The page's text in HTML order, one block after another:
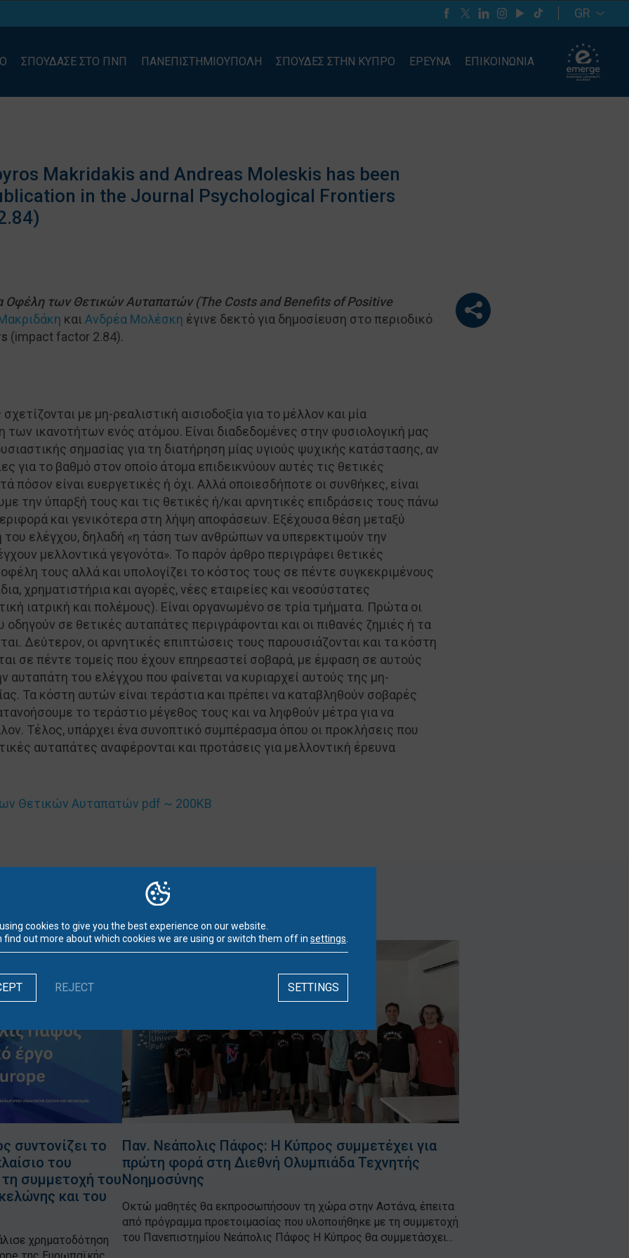
GR
ΣΠΟΥΔΑΣΕ ΣΤΟ ΠΝΠ ΠΑΝΕΠΙΣΤΗΜΙΟΥΠΟΛΗ ΣΠΟΥΔΕΣ ΣΤΗΝ ΚΥΠΡΟ ΕΡΕΥΝΑ ΕΠΙΚΟΙΝΩΝΙΑ
Makridakis and Andreas Moleskis has been
in the Journal Psychological Frontiers
Οφέλη των Θετικών Αυταπατών(The Costs and Benefits of Positive
και Ανδρέα Μολέσκη έγινε δεκτό για δημοσίευση στο περιοδικό
(impact factor 2.84).
με μη-ρεαλιστική αισιοδοξία για το μέλλον και μία
ικανοτήτων ενός ατόμου. Είναι διαδεδομένες στην φυσιολογική μας
σημασίας για τη διατήρηση μίας υγιούς ψυχικής κατάστασης, αν
για το βαθμό στον οποίο άτομα επιδεικνύουν αυτές τις θετικές
πόσον είναι ευεργετικές ή όχι. Αλλά οποιεσδήποτε οι συνθήκες, είναι
την ύπαρξή τους και τις θετικές ή/και αρνητικές επιδράσεις τους πάνω
και γενικότερα στη λήψη αποφάσεων. Εξέχουσα θέση μεταξύ
του ελέγχου, δηλαδή «η τάση των ανθρώπων να υπερεκτιμούν την
μελλοντικά γεγονότα». Το παρόν άρθρο περιγράφει θετικές
τους αλλά και υπολογίζει το κόστος τους σε πέντε συγκεκριμένους
χρηματιστήρια και αγορές, νέες εταιρείες και νεοσύστατες
ιατρική και πολέμους). Είναι οργανωμένο σε τρία τμήματα. Πρώτα οι
οδηγούν σε θετικές αυταπάτες περιγράφονται και οι πιθανές ζημιές ή τα
Δεύτερον, οι αρνητικές επιπτώσεις τους παρουσιάζονται και τα κόστη
σε πέντε τομείς που έχουν επηρεαστεί σοβαρά, με έμφαση σε αυτούς
αυταπάτη του ελέγχου που φαίνεται να κυριαρχεί αυτούς της μη-
Τα κόστη αυτών είναι τεράστια και πρέπει να καταβληθούν σοβαρές
το τεράστιο μέγεθος τους και να ληφθούν μέτρα για να
Τέλος, υπάρχει ένα συνοπτικό συμπέρασμα όπου οι προκλήσεις που
αυταπάτες αναφέρονται και προτάσεις για μελλοντική έρευνα
Θετικών Αυταπατών pdf ~ 200KB
συντονίζει το
του
συμμετοχή του
και του
χρηματοδότηση
Παν. Νεάπολις Πάφος: Η Κύπρος συμμετέχει για
πρώτη φορά στη Διεθνή Ολυμπιάδα Τεχνητής
Νοημοσύνης
Οκτώ μαθητές θα εκπροσωπήσουν τη χώρα στην Αστάνα, έπειτα
από πρόγραμμα προετοιμασίας που υλοποιήθηκε με τη συμμετοχή
του Πανεπιστημίου Νεάπολις Πάφος Η Κύπρος θα συμμετάσχει...
cookies to give you the best experience on our website.
find out more about which cookies we are using or switch them off in settings
SETTINGS
REJECT